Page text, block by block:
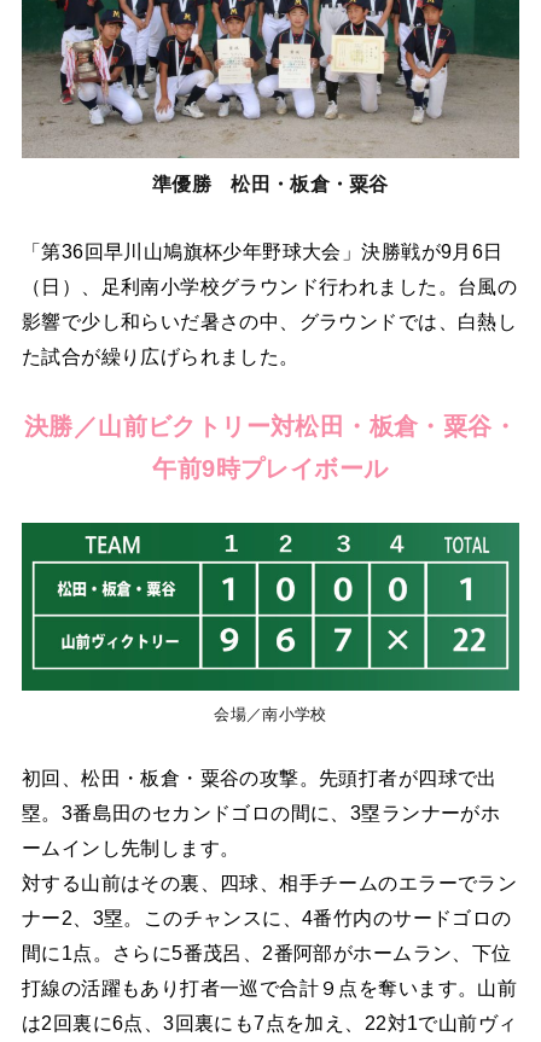
準優勝松田・板倉・粟谷
「第36回早川山鳩旗杯少年野球大会」決勝戦が9月6日
（日）、足利南小学校グラウンド行われました。台風の
影響で少し和らいだ暑さの中、グラウンドでは、白熱し
た試合が繰り広げられました。
決勝／山前ビクトリー対松田・板倉・粟谷・
午前9時プレイボール
会場／南小学校
初回、松田・板倉・粟谷の攻撃。先頭打者が四球で出
塁。3番島田のセカンドゴロの間に、3塁ランナーがホ
ームインし先制します。
対する山前はその裏、四球、相手チームのエラーでラン
ナー2、3塁。このチャンスに、4番竹内のサードゴロの
間に1点。さらに5番茂呂、2番阿部がホームラン、下位
打線の活躍もあり打者一巡で合計９点を奪います。山前
は2回裏に6点、3回裏にも7点を加え、22対1で山前ヴィ